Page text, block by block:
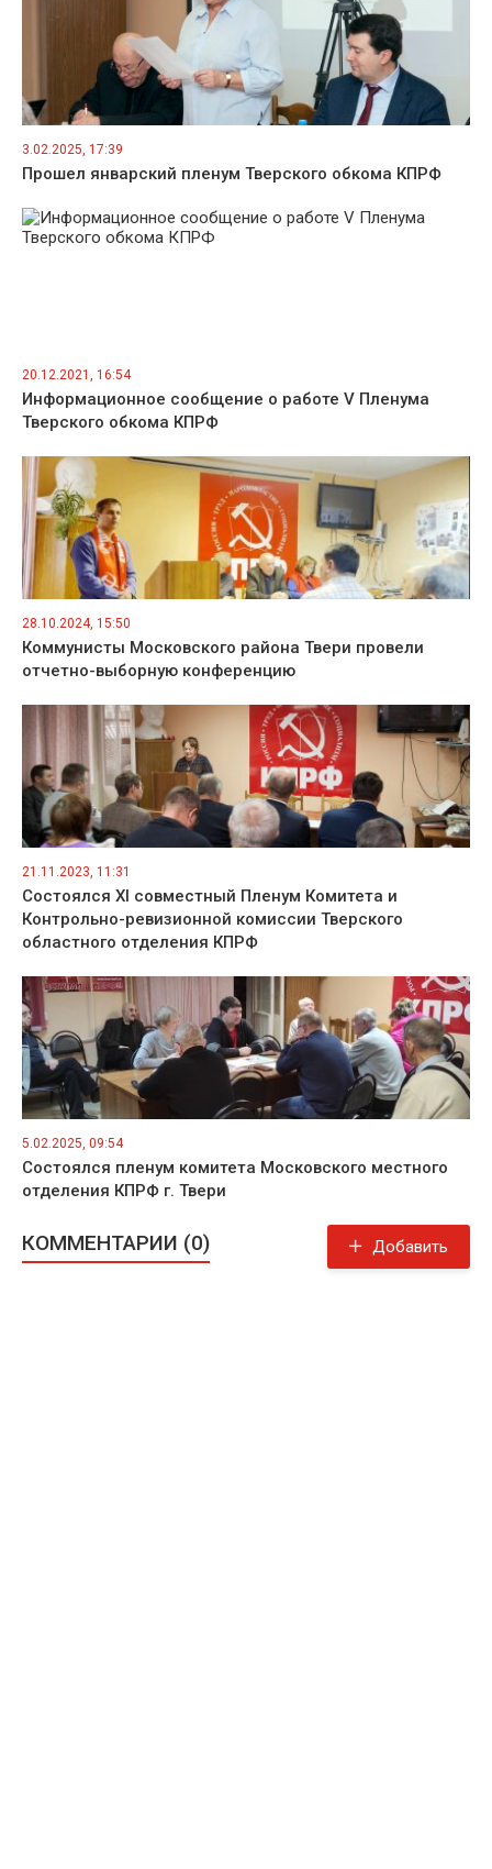
3.02.2025, 17:39
Прошел январский пленум Тверского обкома КПРФ
20.12.2021, 16:54
Информационное сообщение о работе V Пленума
Тверского обкома КПРФ
28.10.2024, 15:50
Коммунисты Московского района Твери провели
отчетно-выборную конференцию
21.11.2023, 11:31
Состоялся XI совместный Пленум Комитета и
Контрольно-ревизионной комиссии Тверского
областного отделения КПРФ
5.02.2025, 09:54
Состоялся пленум комитета Московского местного
отделения КПРФ г. Твери
КОММЕНТАРИИ (0) Добавить